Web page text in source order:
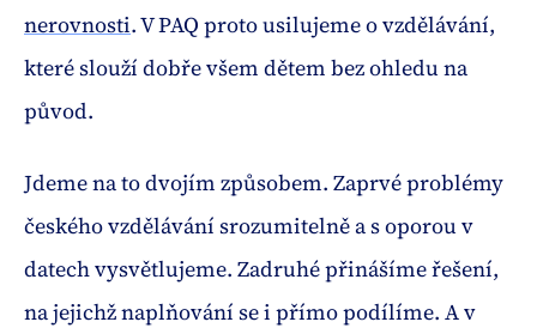
nerovnosti. V PAQ proto usilujeme o vzdělávání,
které slouží dobře všem dětem bez ohledu na
původ.
Jdeme na to dvojím způsobem. Zaprvé problémy
českého vzdělávání srozumitelně a s oporou v
datech vysvětlujeme. Zadruhé přinášíme řešení,
na jejichž naplňování se i přímo podílíme. A v